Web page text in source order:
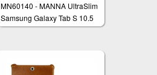
MN60140 - MANNA UltraSlim
Samsung Galaxy Tab S 10.5
(SM-T805) Schutzhülle mit